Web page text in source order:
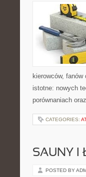
kierowców,
istotne: nowych
porównaniach
CATEGORIES:
SAUNY I
POSTED BY